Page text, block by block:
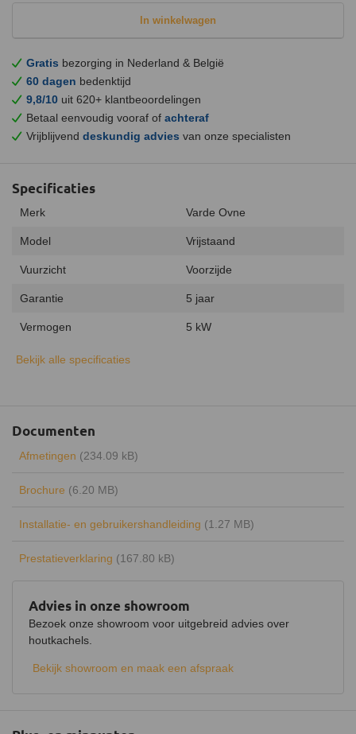
In winkelwagen
Gratis bezorging in Nederland & België
60 dagen bedenktijd
9,8/10 uit 620+ klantbeoordelingen
Betaal eenvoudig vooraf of achteraf
Vrijblijvend deskundig advies van onze specialisten
Advies in onze showroom
Bezoek onze showroom voor uitgebreid advies over
houtkachels.
Bekijk showroom en maak een afspraak
Specificaties
Merk Varde Ovne
Model Vrijstaand
Vuurzicht Voorzijde
Garantie 5 jaar
Vermogen 5 kW
Minimaal vermogen
Rendement
Draaibaar
Keurmerk
Luchtregelaar Ja, boven
Aansluiting
Bekijk alle specificaties
Documenten
Afmetingen (234.09 kB)
Brochure (6.20 MB)
Installatie- en gebruikershandleiding (1.27 MB)
Prestatieverklaring (167.80 kB)